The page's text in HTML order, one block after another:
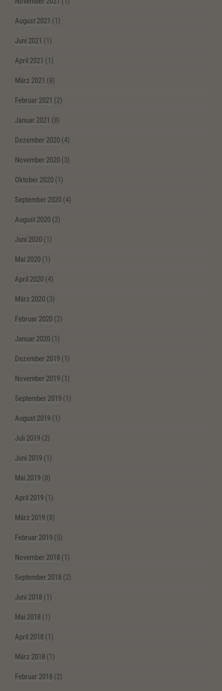
August 2021 (1)
Juni 2021 (1)
April 2021 (1)
März 2021 (8)
Februar 2021 (2)
Januar 2021 (8)
Dezember 2020 (4)
November 2020 (3)
Oktober 2020 (1)
September 2020 (4)
August 2020 (2)
Juni 2020 (1)
Mai 2020 (1)
April 2020 (4)
März 2020 (3)
Februar 2020 (2)
Januar 2020 (1)
Dezember 2019 (1)
November 2019 (1)
September 2019 (1)
August 2019 (1)
Juli 2019 (2)
Juni 2019 (1)
Mai 2019 (8)
April 2019 (1)
März 2019 (8)
Februar 2019 (5)
November 2018 (1)
September 2018 (2)
Juni 2018 (1)
Mai 2018 (1)
April 2018 (1)
März 2018 (1)
Februar 2018 (2)